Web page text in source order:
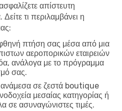
απίστευτη
τι περιλαμβάνει η
φθηνή πτήση σας μέσα από μια
αεροπορικών εταιρειών
ανάλογα με το πρόγραμμα
σας.
ανάμεσα σε ζεστά boutique
μεσαίας κατηγορίας ή
σε ασυναγώνιστες τιμές.